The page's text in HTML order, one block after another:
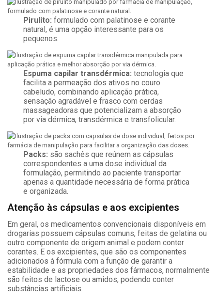
Pirulito: formulado com palatinose e corante
natural, é uma opção interessante para os
pequenos.
Espuma capilar transdérmica: tecnologia que
facilita a permeação dos ativos no couro
cabeludo, combinando aplicação prática,
sensação agradável e frasco com cerdas
massageadoras que potencializam a absorção
por via dérmica, transdérmica e transfolicular.
Packs: são sachês que reúnem as cápsulas
correspondentes a uma dose individual da
formulação, permitindo ao paciente transportar
apenas a quantidade necessária de forma prática
e organizada.
Atenção às cápsulas e aos excipientes
Em geral, os medicamentos convencionais disponíveis em
drogarias possuem cápsulas comuns, feitas de gelatina ou
outro componente de origem animal e podem conter
corantes. E os excipientes, que são os componentes
adicionados à fórmula com a função de garantir a
estabilidade e as propriedades dos fármacos, normalmente
são feitos de lactose ou amidos, podendo conter
substâncias artificiais.